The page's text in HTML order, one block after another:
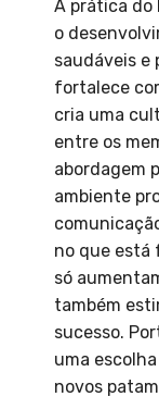
A prática do
o
saudáveis e
fortalece
cria uma
entre os
abordagem
ambiente
no que está
só
também
sucesso.
uma
novos